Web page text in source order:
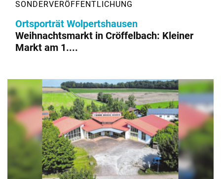
Ortsporträt Wolpertshausen
Weihnachtsmarkt in Cröffelbach: Kleiner
Markt am 1....